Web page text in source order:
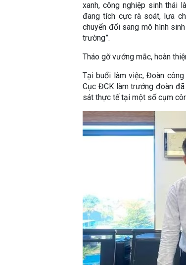
xanh, công nghiệp sinh thái
đang tích cực rà soát, lựa
chuyển đổi sang mô hình
trường”.
Tháo gỡ vướng mắc, hoàn
Tại buổi làm việc, Đoàn
Cục ĐCK làm trưởng đoàn
sát thực tế tại một số cụm